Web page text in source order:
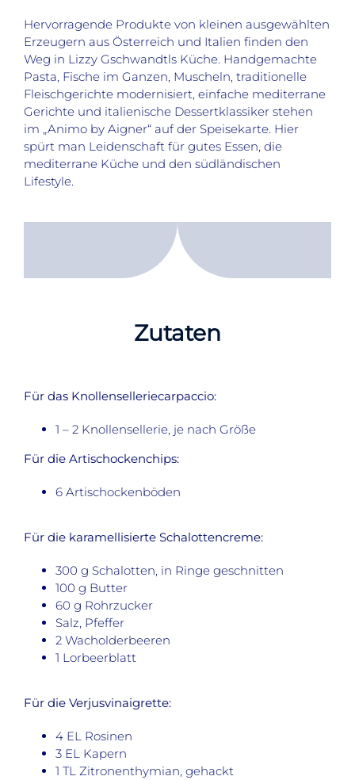
Hervorragende Produkte von kleinen ausgewählten
Erzeugern aus Österreich und Italien finden den
Weg in Lizzy Gschwandtls Küche. Handgemachte
Pasta, Fische im Ganzen, Muscheln, traditionelle
Fleischgerichte modernisiert, einfache mediterrane
Gerichte und italienische Dessertklassiker stehen
im „Animo by Aigner“ auf der Speisekarte. Hier
spürt man Leidenschaft für gutes Essen, die
mediterrane Küche und den südländischen
Lifestyle.
Zutaten
Für das Knollenselleriecarpaccio:
1 – 2 Knollensellerie, je nach Größe
Für die Artischockenchips:
6 Artischockenböden
Für die karamellisierte Schalottencreme:
300 g Schalotten, in Ringe geschnitten
100 g Butter
60 g Rohrzucker
Salz, Pfeffer
2 Wacholderbeeren
1 Lorbeerblatt
Für die Verjusvinaigrette:
4 EL Rosinen
3 EL Kapern
1 TL Zitronenthymian, gehackt